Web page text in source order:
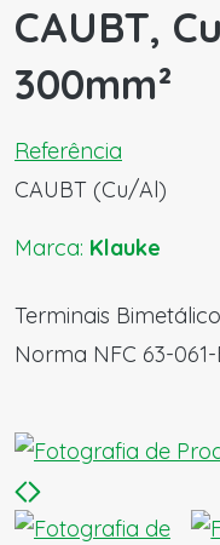
CAUBT,
300mm²
Referência
CAUBT (Cu/Al)
Marca: Klauke
Terminais
Norma NFC 63-061-